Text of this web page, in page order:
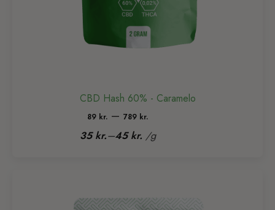
CBD Hash 60% - Caramelo
89 kr. – 789 kr.Prisinterval:
89 kr.
35kr.–45kr. /g